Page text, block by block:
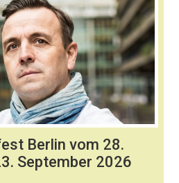
Berlin vom 28.
September 2026